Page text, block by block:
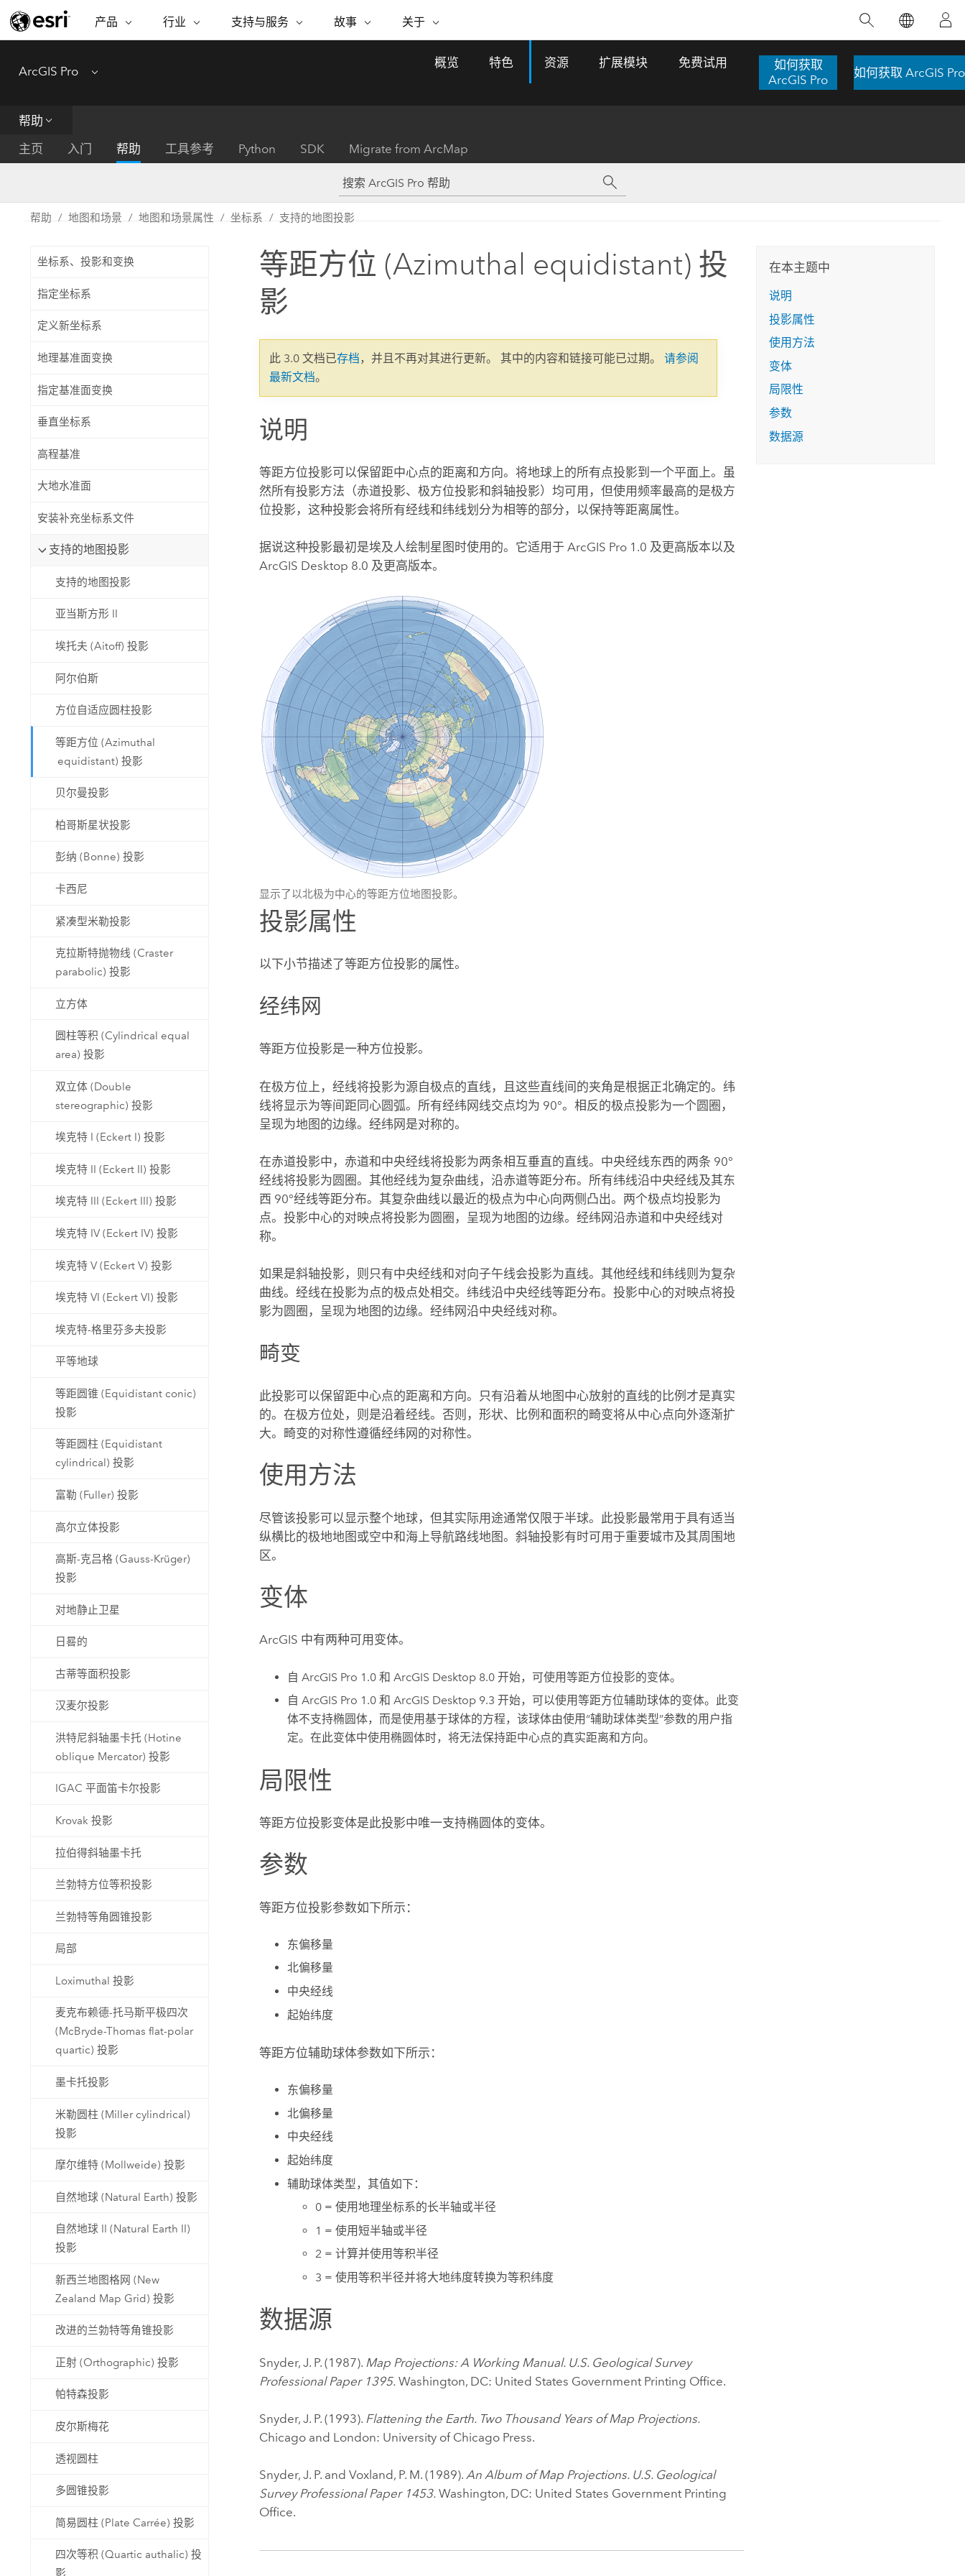
产品
ARCGIS
完整的 SaaS 制图平台
ArcGIS Enterprise
开发者技术
功能
将位置引入分析
集成、编辑和共享空间数据
Esri 产品、合作伙伴产品和开发
理。 了解这项技术的实际效果，亲身体验交
互式地图，探索产品功能，或者直接开始免
费试用。
行业
行业
保护
能源公用事业
州和地方政府
电信
交通运输
专题倡议
基础设施管理
使用 GIS 创建现代化、有弹性且可持续发展
者了解基础设施工程与周围环境的关系。
探索基础设施管理
支持与服务
支持与服务 自助服务
文档
My Esri
联，并产出能解决复杂问题的深刻见解。
探索课程
故事
ESRI 故事
现实世界的全球 GIS 创新
客
行业新闻和 ArcGIS 更新
所有故事
了 17 个应急洪水应用程序，为关键的救援行
动提供了有力支持。
关于
关于 ESRI
合作伙伴
招贤纳士
联系我们
数字孪生体
推荐书籍
ArcGIS Pro Menu
概览 特色 资源 扩展模块 免费试用
如何获取
ArcGIS Pro
如何获取 ArcGIS Pro
帮助
主页
入门 帮助 工具参考 Python SDK Migrate from ArcMap
帮助 地图和场景 地图和场景属性 坐标系 支持的地图投影
坐标系、投影和变换
指定坐标系
定义新坐标系
地理基准面变换
指定基准面变换
垂直坐标系
高程基准
大地水准面
安装补充坐标系文件
支持的地图投影
支持的地图投影
亚当斯方形 II
埃托夫 (Aitoff) 投影
阿尔伯斯
方位自适应圆柱投影
等距方位 (Azimuthal
equidistant) 投影
贝尔曼投影
柏哥斯星状投影
彭纳 (Bonne) 投影
卡西尼
紧凑型米勒投影
克拉斯特抛物线 (Craster
parabolic) 投影
立方体
圆柱等积 (Cylindrical equal
area) 投影
双立体 (Double
stereographic) 投影
埃克特 I (Eckert I) 投影
埃克特 II (Eckert II) 投影
埃克特 III (Eckert III) 投影
埃克特 IV (Eckert IV) 投影
埃克特 V (Eckert V) 投影
埃克特 VI (Eckert VI) 投影
埃克特-格里芬多夫投影
平等地球
等距圆锥 (Equidistant conic)
投影
等距圆柱 (Equidistant
cylindrical) 投影
富勒 (Fuller) 投影
高尔立体投影
高斯-克吕格 (Gauss-Krüger)
投影
对地静止卫星
日晷的
古蒂等面积投影
汉麦尔投影
洪特尼斜轴墨卡托 (Hotine
oblique Mercator) 投影
IGAC 平面笛卡尔投影
Krovak 投影
拉伯得斜轴墨卡托
兰勃特方位等积投影
兰勃特等角圆锥投影
局部
Loximuthal 投影
麦克布赖德-托马斯平极四次
(McBryde-Thomas flat-polar
quartic) 投影
墨卡托投影
米勒圆柱 (Miller cylindrical)
投影
摩尔维特 (Mollweide) 投影
自然地球 (Natural Earth) 投影
自然地球 II (Natural Earth II)
投影
新西兰地图格网 (New
Zealand Map Grid) 投影
改进的兰勃特等角锥投影
正射 (Orthographic) 投影
帕特森投影
皮尔斯梅花
透视圆柱
多圆锥投影
简易圆柱 (Plate Carrée) 投影
四次等积 (Quartic authalic) 投
影
等距方位 (Azimuthal equidistant) 投
影
此 3.0 文档已存档，并且不再对其进行更新。 其中的内容和链接可能已过期。请参阅
最新文档。
说明
等距方位投影可以保留距中心点的距离和方向。将地球上的所有点投影到一个平面上。虽
然所有投影方法（赤道投影、极方位投影和斜轴投影）均可用，但使用频率最高的是极方
位投影，这种投影会将所有经线和纬线划分为相等的部分，以保持等距离属性。
据说这种投影最初是埃及人绘制星图时使用的。它适用于ArcGIS Pro 1.0 及更高版本以及
ArcGIS Desktop 8.0 及更高版本。
显示了以北极为中心的等距方位地图投影。
投影属性
以下小节描述了等距方位投影的属性。
经纬网
等距方位投影是一种方位投影。
在极方位上，经线将投影为源自极点的直线，且这些直线间的夹角是根据正北确定的。纬
线将显示为等间距同心圆弧。所有经纬网线交点均为 90°。相反的极点投影为一个圆圈，
呈现为地图的边缘。经纬网是对称的。
在赤道投影中，赤道和中央经线将投影为两条相互垂直的直线。中央经线东西的两条 90°
经线将投影为圆圈。其他经线为复杂曲线，沿赤道等距分布。所有纬线沿中央经线及其东
西 90°经线等距分布。其复杂曲线以最近的极点为中心向两侧凸出。两个极点均投影为
点。投影中心的对映点将投影为圆圈，呈现为地图的边缘。经纬网沿赤道和中央经线对
称。
如果是斜轴投影，则只有中央经线和对向子午线会投影为直线。其他经线和纬线则为复杂
曲线。经线在投影为点的极点处相交。纬线沿中央经线等距分布。投影中心的对映点将投
影为圆圈，呈现为地图的边缘。经纬网沿中央经线对称。
畸变
此投影可以保留距中心点的距离和方向。只有沿着从地图中心放射的直线的比例才是真实
的。在极方位处，则是沿着经线。否则，形状、比例和面积的畸变将从中心点向外逐渐扩
大。畸变的对称性遵循经纬网的对称性。
使用方法
尽管该投影可以显示整个地球，但其实际用途通常仅限于半球。此投影最常用于具有适当
纵横比的极地地图或空中和海上导航路线地图。斜轴投影有时可用于重要城市及其周围地
区。
变体
ArcGIS 中有两种可用变体。
自 ArcGIS Pro 1.0 和 ArcGIS Desktop8.0 开始，可使用等距方位投影的变体。
自 ArcGIS Pro 1.0 和 ArcGIS Desktop9.3 开始，可以使用等距方位辅助球体的变体。此变
体不支持椭圆体，而是使用基于球体的方程，该球体由使用“辅助球体类型”参数的用户指
定。在此变体中使用椭圆体时，将无法保持距中心点的真实距离和方向。
局限性
等距方位投影变体是此投影中唯一支持椭圆体的变体。
参数
等距方位投影参数如下所示：
东偏移量
北偏移量
中央经线
起始纬度
等距方位辅助球体参数如下所示：
东偏移量
北偏移量
中央经线
起始纬度
辅助球体类型，其值如下：
0 = 使用地理坐标系的长半轴或半径
1 = 使用短半轴或半径
2 = 计算并使用等积半径
3 = 使用等积半径并将大地纬度转换为等积纬度
数据源
Snyder, J. P. (1987). Map Projections: A Working Manual. U.S. Geological Survey
Professional Paper 1395. Washington, DC: United States Government Printing Office.
Snyder, J. P. (1993). Flattening the Earth. Two Thousand Years of Map Projections.
Chicago and London: University of Chicago Press.
Snyder, J. P. and Voxland, P. M. (1989).An Album of Map Projections. U.S. Geological
Survey Professional Paper 1453. Washington, DC: United States Government Printing
Office.
在本主题中
说明
投影属性
使用方法
变体
局限性
参数
数据源